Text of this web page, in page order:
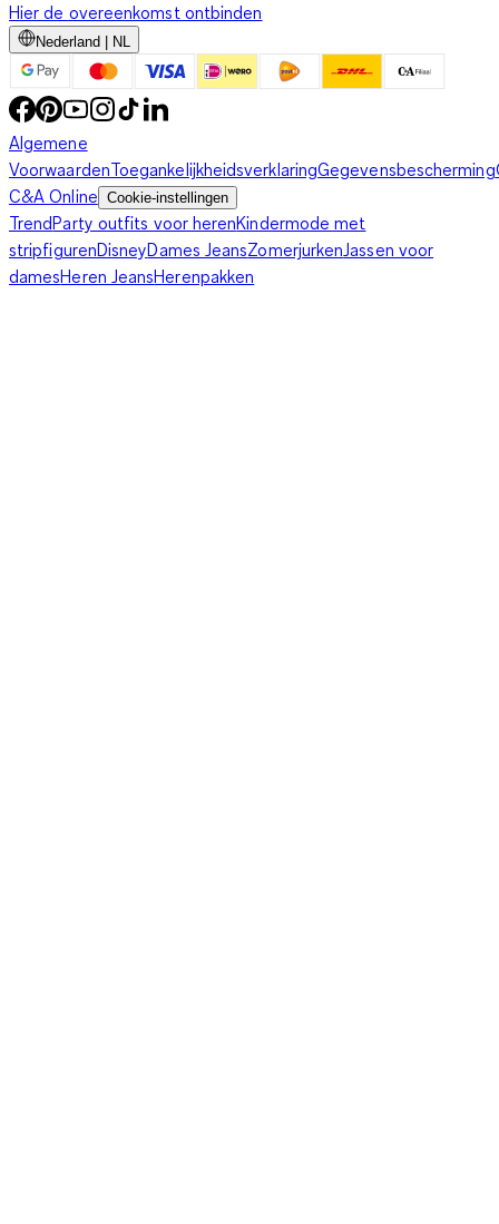
Hier de overeenkomst ontbinden
Nederland | NL
Algemene
VoorwaardenToegankelijkheidsverklaringGegevensbescherming
C&A Online Cookie-instellingen
TrendParty outfits voor herenKindermode met
stripfigurenDisneyDames JeansZomerjurkenJassen voor
damesHeren JeansHerenpakken